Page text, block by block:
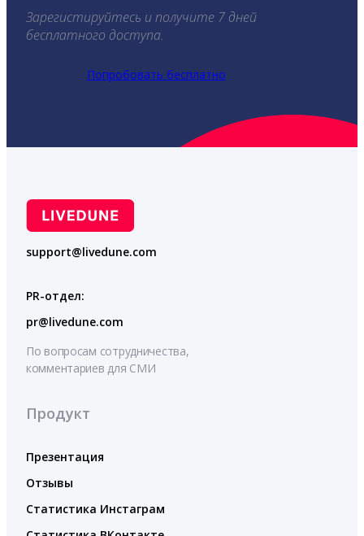
Зарегистируйтесь и получите 7 дней
бесплатного доступа.
Попробовать бесплатно
support@livedune.com
PR-отдел:
pr@livedune.com
По вопросам сотрудничества,
комментариев для СМИ
Продукт
Презентация
Отзывы
Статистика Инстаграм